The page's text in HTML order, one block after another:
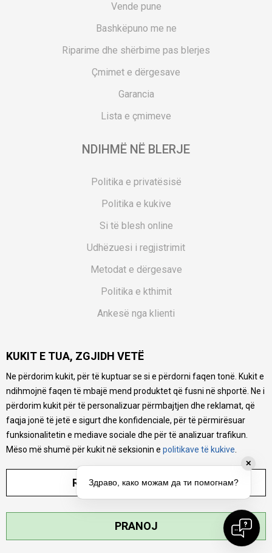
Vende pune
Bashkëpuno me ne
Riparime dhe shërbime pas blerjes
Çmimet e dërgesave
Garancia
Lista e çmimeve
NDIHMË NË BLERJE
Politika e privatësisë
Politika e kukive
Si të blesh online
Udhëzuesi i regjistrimit
Metodat e dërgesave
Politika e kthimit
Ankesë nga klienti
Pyetjet më të shpeshta
Ne bëjmë çmos që të ofrojmë një përshkrim sa më të saktë
të produkteve tona, ofrojmë edhe foto e çmimin, por nuk
mund të garantojmë që informacioni është i plotë e pa
gabime. Të gjitha produktet janë pjesë e portfolios sonë, por
kjo nuk do të thotë se janë në gjendje në çdo çast.
, ZHVILLUAR NGANB SOFT
. TË GJITHA TË DREJTAT E
KUKIT E TUA, ZGJIDH VETË
Ne përdorim kukit, për të kuptuar se si e përdorni faqen tonë. Kukit e
ndihmojnë faqen të mbajë mend produktet që fusni në shportë. Ne i
përdorim kukit për të personalizuar përmbajtjen dhe reklamat, që
faqja jonë të jetë e sigurt dhe konfidenciale, për të përmirësuar
funksionalitetin e mediave sociale dhe për të analizuar trafikun.
Mëso më shumë për kukit në seksionin e politikave të kukive
RREGULLO PARAMETRAT
PRANOJ
✕
Здраво, како можам да ти помогнам?